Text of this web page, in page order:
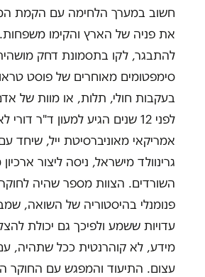
חשוב במערך הלחימה עם הקמת
את פניה של הארץ והקימו
להתבגר, לקו בתסמונת דחק
סימפטומים מאוחרים של פוסט
בעקבות חולי, תלות, או מוות של
לפני 12 שנים הגיע למעון ד"ר
אמריקאי מאוניברסיטת ייל, שיחד
גרינוולד מישראל, ניסה ליצור
השורדים. הצוות מספר שהיה
פנומנלי בהיסטוריה של השואה,
עדויות ששמע ולפיכך גם יכולת
מידע, לא קוהרנטית ככל שתהיה,
עצום. התיעוד והמפגש עם החוקר